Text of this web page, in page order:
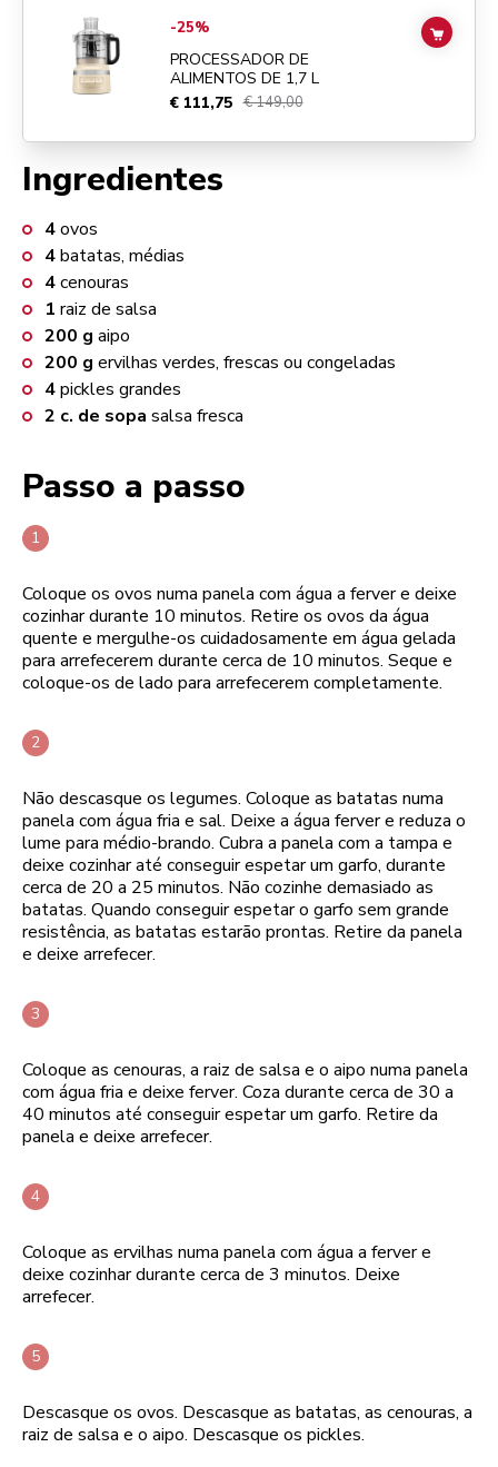
Ingredientes
4ovos
4batatas, médias
4cenouras
1 raiz de salsa
200 g aipo
200 g ervilhas verdes, frescas ou congeladas
4pickles grandes
2 c. de sopa salsa fresca
Passo a passo
Coloque os ovos numa panela com água a ferver e deixe
cozinhar durante 10 minutos. Retire os ovos da água
quente e mergulhe-os cuidadosamente em água gelada
para arrefecerem durante cerca de 10 minutos. Seque e
coloque-os de lado para arrefecerem completamente.
Não descasque os legumes. Coloque as batatas numa
panela com água fria e sal. Deixe a água ferver e reduza o
lume para médio-brando. Cubra a panela com a tampa e
deixe cozinhar até conseguir espetar um garfo, durante
cerca de 20 a 25 minutos. Não cozinhe demasiado as
batatas. Quando conseguir espetar o garfo sem grande
resistência, as batatas estarão prontas. Retire da panela
e deixe arrefecer.
Coloque as cenouras, a raiz de salsa e o aipo numa panela
com água fria e deixe ferver. Coza durante cerca de 30 a
40 minutos até conseguir espetar um garfo. Retire da
panela e deixe arrefecer.
Coloque as ervilhas numa panela com água a ferver e
deixe cozinhar durante cerca de 3 minutos. Deixe
arrefecer.
Descasque os ovos. Descasque as batatas, as cenouras, a
raiz de salsa e o aipo. Descasque os pickles.
Go toPROCESSADOR DE ALIMENTOS DE 1,7 L details page
-25%
PROCESSADOR DE
ALIMENTOS DE 1,7 L
€ 111,75 € 149,00
ADD